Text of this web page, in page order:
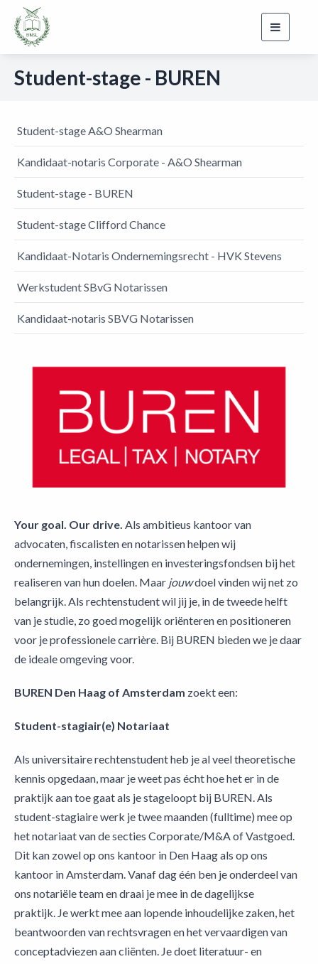
Toggle
Student-stage - BUREN
Student-stage A&O Shearman
Kandidaat-notaris Corporate - A&O Shearman
Student-stage - BUREN
Student-stage Clifford Chance
Kandidaat-Notaris Ondernemingsrecht - HVK Stevens
Werkstudent SBvG Notarissen
Kandidaat-notaris SBVG Notarissen
Your goal. Our drive. Als ambitieus kantoor van
advocaten, fiscalisten en notarissen helpen wij
ondernemingen, instellingen en investeringsfondsen bij het
realiseren van hun doelen. Maar jouwdoel vinden wij net zo
belangrijk. Als rechtenstudent wil jij je, in de tweede helft
van je studie, zo goed mogelijk oriënteren en positioneren
voor je professionele carrière. Bij BUREN bieden we je daar
de ideale omgeving voor.
BUREN Den Haag of Amsterdam zoekt een:
Student-stagiair(e) Notariaat
Als universitaire rechtenstudent heb je al veel theoretische
kennis opgedaan, maar je weet pas écht hoe het er in de
praktijk aan toe gaat als je stageloopt bij BUREN. Als
student-stagiaire werk je twee maanden (fulltime) mee op
het notariaat van de secties Corporate/M&A of Vastgoed.
Dit kan zowel op ons kantoor in Den Haag als op ons
kantoor in Amsterdam. Vanaf dag één ben je onderdeel van
ons notariële team en draai je mee in de dagelijkse
praktijk. Je werkt mee aan lopende inhoudelijke zaken, het
beantwoorden van rechtsvragen en het vervaardigen van
conceptadviezen aan cliënten. Je doet literatuur- en